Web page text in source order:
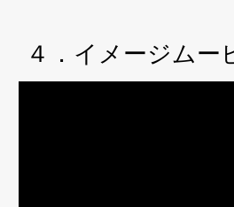
４．イメージムー